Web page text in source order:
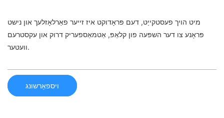
מיט הויך פעסטקייַט, דעם פּראָדוקט איז זייער פאַרלאָזלעך און נישט
פּראָנע צו דער השפּעה פון קלאַפּ, אַטמאַספעריק דרוק און עקסטרעם
וועטער.
ויספאָרשונג